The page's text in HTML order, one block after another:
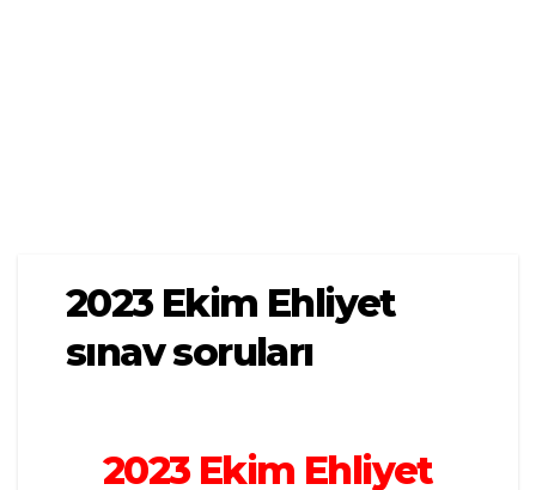
2023 Ekim Ehliyet
sınav soruları
2023 Ekim Ehliyet